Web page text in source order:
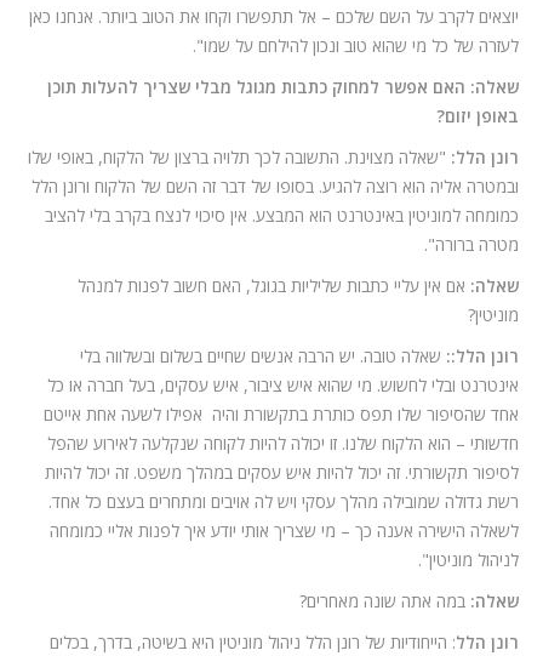
יוצאים לקרב על השם שלכם – אל תתפשרו וקחו את הטוב ביותר. אנחנו כאן
לעזרה של כל מי שהוא טוב ונכון להילחם על שמו".
שאלה: האם אפשר למחוק כתבות מגוגל מבלי שצריך להעלות תוכן
באופן יזום?
רונן הלל: "שאלה מצוינת. התשובה לכך תלויה ברצון של הלקוח, באופי שלו
ובמטרה אליה הוא רוצה להגיע. בסופו של דבר זה השם של הלקוח ורונן הלל
כמומחה למוניטין באינטרנט הוא המבצע. אין סיכוי לנצח בקרב בלי להציב
מטרה ברורה".
שאלה: אם אין עליי כתבות שליליות בגוגל, האם חשוב לפנות למנהל
מוניטין?
רונן הלל:: שאלה טובה. יש הרבה אנשים שחיים בשלום ובשלווה בלי
אינטרנט ובלי לחשוש. מי שהוא איש ציבור, איש עסקים, בעל חברה או כל
אחד שהסיפור שלו תפס כותרת בתקשורת והיה אפילו לשעה אחת אייטם
חדשותי – הוא הלקוח שלנו. זו יכולה להיות לקוחה שנקלעה לאירוע שהפל
לסיפור תקשורתי. זה יכול להיות איש עסקים במהלך משפט. זה יכול להיות
רשת גדולה שמובילה מהלך עסקי ויש לה אויבים ומתחרים בעצם כל אחד.
לשאלה הישירה אענה כך – מי שצריך אותי יודע איך לפנות אליי כמומחה
לניהול מוניטין".
שאלה: במה אתה שונה מאחרים?
רונן הלל: הייחודיות של רונן הלל ניהול מוניטין היא בשיטה, בדרך, בכלים